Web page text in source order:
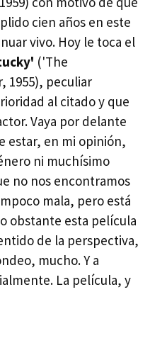
cien años en este
vivo. Hoy le toca el
('The
1955), peculiar
al citado y que
Vaya por delante
estar, en mi opinión,
ni muchísimo
no nos encontramos
mala, pero está
obstante esta película
de la perspectiva,
mucho. Y a
La película, y